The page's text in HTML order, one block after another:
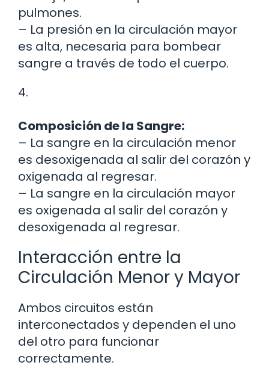
pulmones.
– La presión en la circulación mayor
es alta, necesaria para bombear
sangre a través de todo el cuerpo.
4.
Composición de la Sangre:
– La sangre en la circulación menor
es desoxigenada al salir del corazón y
oxigenada al regresar.
– La sangre en la circulación mayor
es oxigenada al salir del corazón y
desoxigenada al regresar.
Interacción entre la
Circulación Menor y Mayor
Ambos circuitos están
interconectados y dependen el uno
del otro para funcionar
correctamente.